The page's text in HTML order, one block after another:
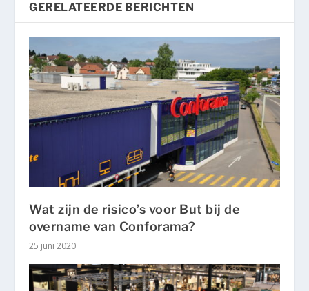
GERELATEERDE BERICHTEN
Wat zijn de risico’s voor But bij de
overname van Conforama?
25 juni 2020